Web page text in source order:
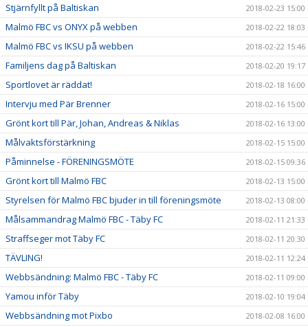
Stjärnfyllt på Baltiskan 2018-02-23 15:00
Malmö FBC vs ONYX på webben 2018-02-22 18:03
Malmö FBC vs IKSU på webben 2018-02-22 15:46
Familjens dag på Baltiskan 2018-02-20 19:17
Sportlovet är räddat! 2018-02-18 16:00
Intervju med Pär Brenner 2018-02-16 15:00
Grönt kort till Pär, Johan, Andreas & Niklas 2018-02-16 13:00
Målvaktsförstärkning 2018-02-15 15:00
Påminnelse - FÖRENINGSMÖTE 2018-02-15 09:36
Grönt kort till Malmö FBC 2018-02-13 15:00
Styrelsen för Malmö FBC bjuder in till föreningsmöte 2018-02-13 08:00
Målsammandrag Malmö FBC - Täby FC 2018-02-11 21:33
Straffseger mot Täby FC 2018-02-11 20:30
TÄVLING! 2018-02-11 12:24
Webbsändning: Malmö FBC - Täby FC 2018-02-11 09:00
Yamou inför Täby 2018-02-10 19:04
Webbsändning mot Pixbo 2018-02-08 16:00